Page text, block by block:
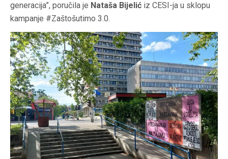
generacija”, poručila je Nataša Bijelić iz CESI-ja u sklopu
kampanje #Zaštošutimo 3.0.